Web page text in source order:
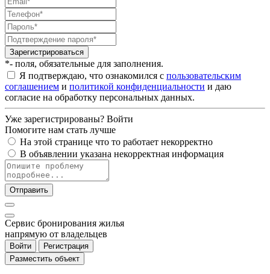
Зарегистрироваться
*- поля, обязательные для заполнения.
Я подтверждаю, что ознакомился с пользовательским
соглашением и политикой конфиденциальности и даю
согласие на обработку персональных данных.
Уже зарегистрированы? Войти
Помогите нам стать лучше
На этой странице что то работает некорректно
В объявлении указана некорректная информация
Отправить
Cервис бронирования жилья
напрямую от владельцев
Войти
Регистрация
Разместить объект